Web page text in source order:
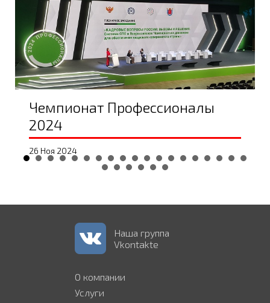
Чемпионат Профессионалы
2024
26 Ноя 2024
Наша группа
Vkontakte
О компании
Услуги